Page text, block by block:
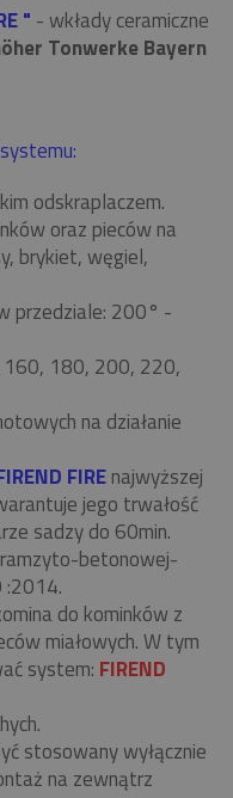
" - wkłady ceramiczne
Tonwerke Bayern
odskraplaczem.
oraz pieców na
brykiet, węgiel,
przedziale: 200° -
160, 180, 200, 220,
na działanie
FIREnajwyższej
jego trwałość
sadzy do 60min.
betonowej-
do kominków z
miałowych. W tym
system: FIREND
stosowany wyłącznie
na zewnątrz